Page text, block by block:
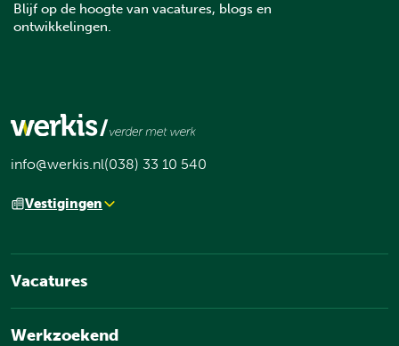
Blijf op de hoogte van vacatures, blogs en
ontwikkelingen.
info@werkis.nl(038) 33 10 540
Vestigingen
Vacatures
Werkzoekend